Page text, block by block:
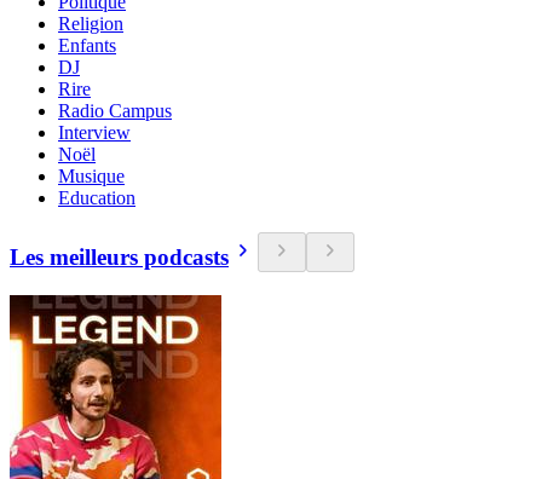
Religion
Enfants
DJ
Rire
Radio Campus
Interview
Noël
Musique
Education
Les meilleurs podcasts